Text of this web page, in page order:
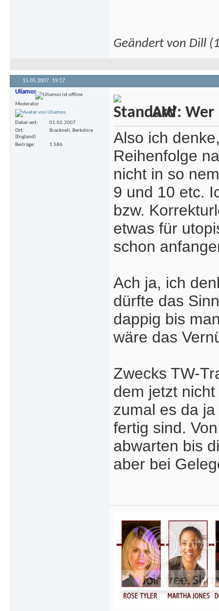
Geändert von Dill
15.05.2007, 19:17
Uliamos
Moderator
Dabei seit
01.02.2007
Ort
Bracknell, Berkshire
(England)
Beiträge
1.586
AW: Wer
Also ich
Reihenfolge
nicht in so
9 und 10 etc.
bzw.
etwas für
schon
Ach ja, ich
dürfte das
dappig bis
wäre das
Zwecks TW-
dem jetzt
zumal es da
fertig sind.
abwarten bis
aber bei